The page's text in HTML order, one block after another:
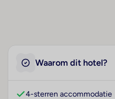
Waarom dit hotel?
4-sterren accommodatie